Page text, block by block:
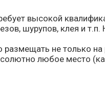
высокой
шурупов, клея и
не только
любое место